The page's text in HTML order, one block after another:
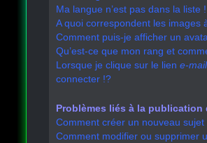
Ma langue n’est pas dans la liste !
A quoi correspondent les images
Comment puis-je afficher un
Qu’est-ce que mon rang et
Lorsque je clique sur le lien e-mail
connecter !?
Problèmes liés à la publication
Comment créer un nouveau
Comment modifier ou supprimer